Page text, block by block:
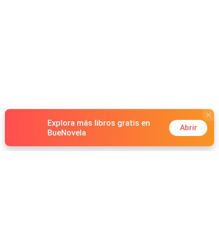
Explora más libros gratis en
BueNovela
Abrir